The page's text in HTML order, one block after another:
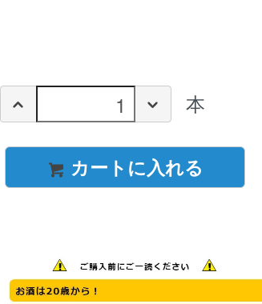
本
カートに入れる